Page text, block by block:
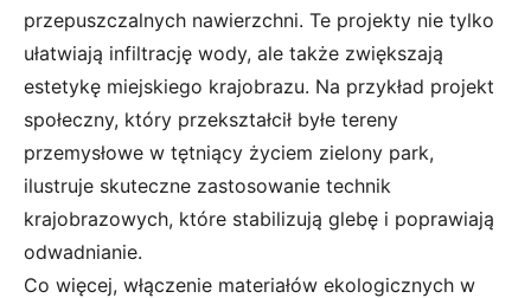
przepuszczalnych nawierzchni. Te projekty nie tylko
ułatwiają infiltrację wody, ale także zwiększają
estetykę miejskiego krajobrazu. Na przykład projekt
społeczny, który przekształcił byłe tereny
przemysłowe w tętniący życiem zielony park,
ilustruje skuteczne zastosowanie technik
krajobrazowych, które stabilizują glebę i poprawiają
odwadnianie.
Co więcej, włączenie materiałów ekologicznych w